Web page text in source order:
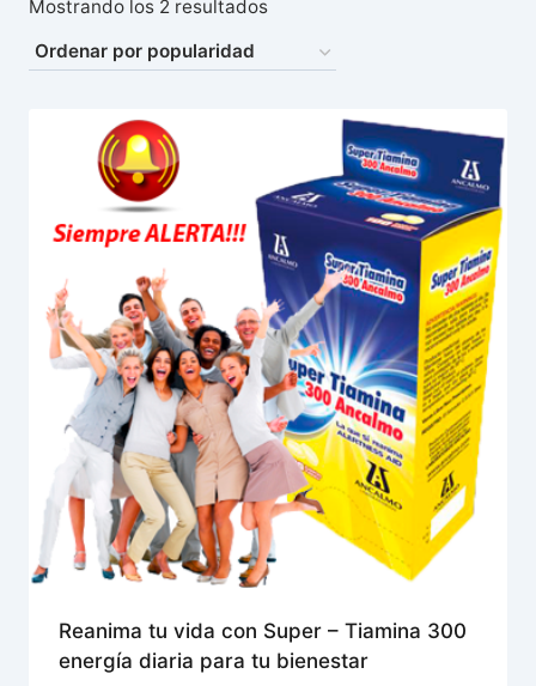
Mostrando los 2 resultadosOrdenado
popularidad
Reanima tu vida con Super – Tiamina 300
energía diaria para tu bienestar